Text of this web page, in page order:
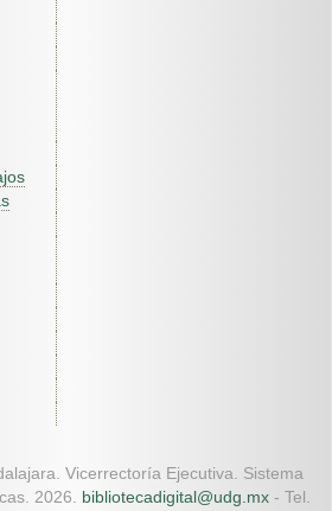
Vicerrectoría Ejecutiva. Sistema
2026. bibliotecadigital@udg.mx - Tel.